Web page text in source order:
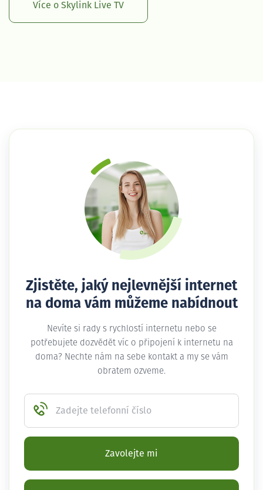
Více o Skylink Live TV
Zjistěte, jaký nejlevnější internet
na doma vám můžeme nabídnout
Nevíte si rady s rychlostí internetu nebo se
potřebujete dozvědět víc o připojení k internetu na
doma? Nechte nám na sebe kontakt a my se vám
obratem ozveme.
Zadejte telefonní číslo
Zavolejte mi